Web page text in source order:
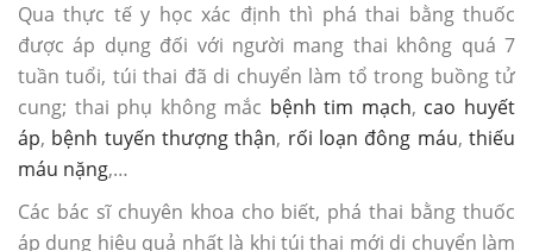
Qua thực tế y học xác định thì phá thai bằng thuốc
được áp dụng đối với người mang thai không quá 7
tuần tuổi, túi thai đã di chuyển làm tổ trong buồng tử
cung; thai phụ không mắc bệnh tim mạch, cao huyết
áp, bệnh tuyến thượng thận, rối loạn đông máu,thiếu
máu nặng,…
Các bác sĩ chuyên khoa cho biết, phá thai bằng thuốc
áp dụng hiệu quả nhất là khi túi thai mới di chuyển làm